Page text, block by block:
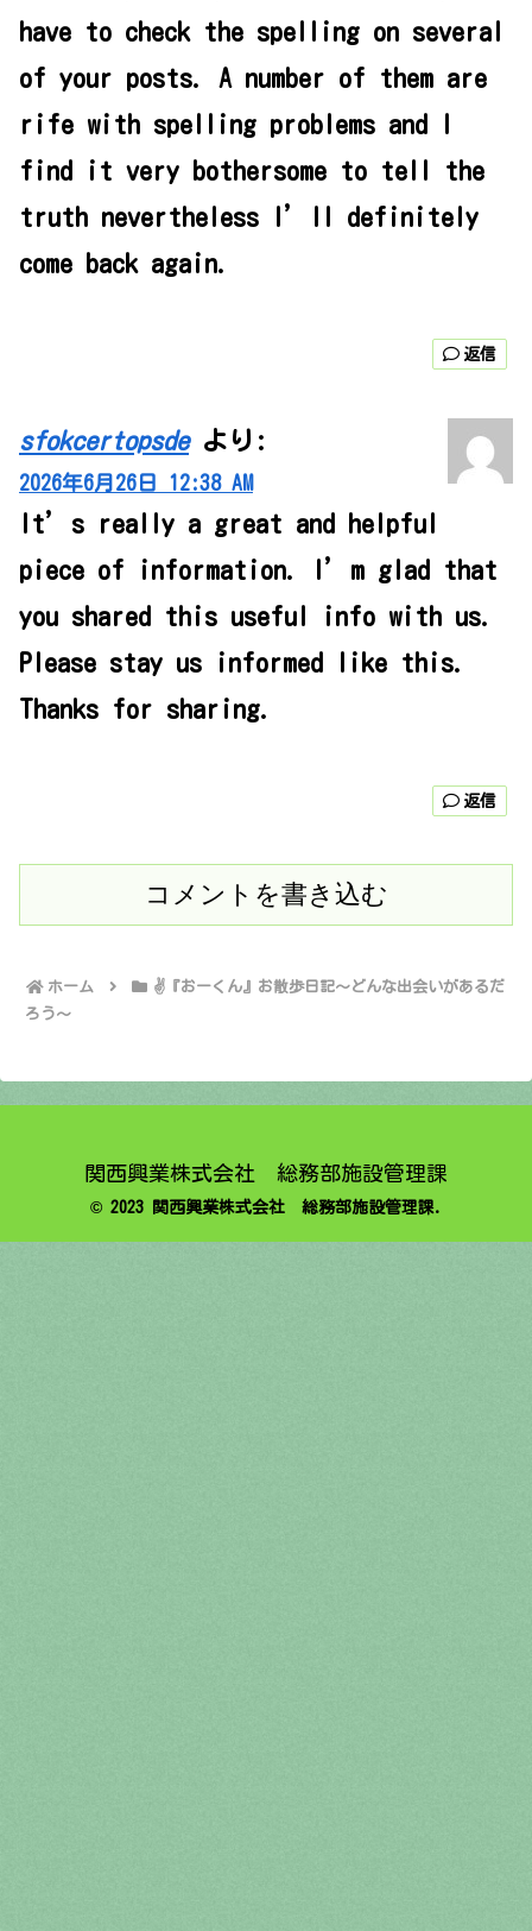
have to check the spelling on several
of your posts. A number of them are
rife with spelling problems and I
find it very bothersome to tell the
truth nevertheless I’ll definitely
come back again.
返信
sfokcertopsde より:
2026年6月26日 12:38 AM
It’s really a great and helpful
piece of information. I’m glad that
you shared this useful info with us.
Please stay us informed like this.
Thanks for sharing.
返信
コメントを書き込む
ホーム
✌️『おーくん』お散歩日記〜どんな出会いがあるだ
ろう〜
関西興業株式会社 総務部施設管理課
© 2023 関西興業株式会社 総務部施設管理課.